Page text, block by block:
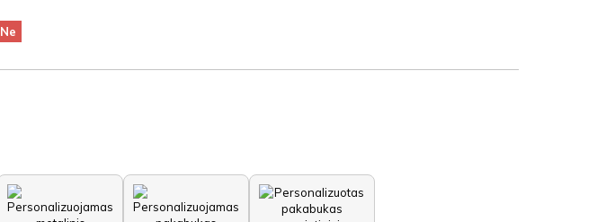
Ne